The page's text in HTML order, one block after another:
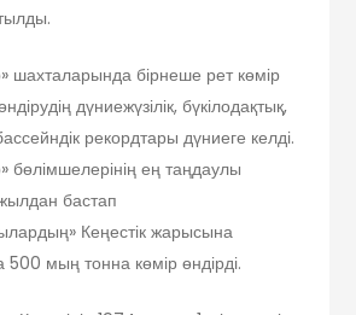
шахталарында бірнеше рет көмір
дүниежүзілік, бүкілодақтық,
рекордтары дүниеге келді.
бөлімшелерінің ең таңдаулы
бастап
Кеңестік жарысына
мың тонна көмір өндірді.